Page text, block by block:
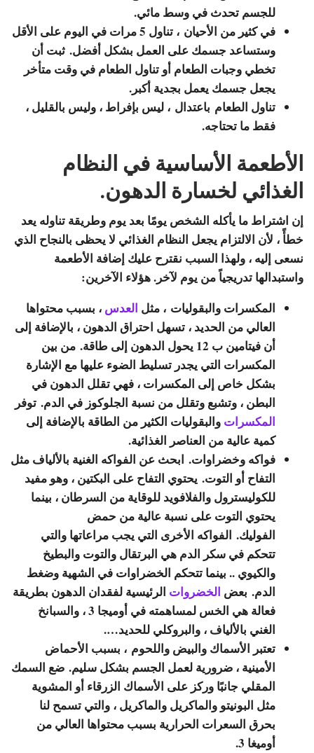
للجسم تحدث في وسط مائي.
في كثير من الأحيان
، تناول 5 مرات في اليوم على الأقل
وستساعد جسمك على العمل بشكل أفضل. ثبت أن
تخطي وجبات الطعام أو تناول الطعام في وقت متأخر
يجعل جسمك يعمل بجدية أكبر.
تناول الطعام باعتدال ، ليس بإفراط ، وليس بالقليل ،
فقط ما تحتاجه.
الأطعمة الأساسية في النظام
الغذائي لخسارة الدهون.
إن اشتراط ما يأكله الشخص يومًا بعد يوم وطريقة تناوله يعد
خطأً ، لأن الالتزام يجعل النظام الغذائي لا يحظى بالنجاح الذي
نسعى إليه ، ولهذا السبب نقترح عليك إضافة الأطعمة
واستبدالها تدريجياً من يوم لآخر. هؤلاء الآخرين:
المكسرات والبقوليات ، مثل العدس ، بسبب محتواها
العالي من الحديد ، تسهل احتراق الدهون ، بالإضافة إلى
أن فيتامين ب 12 يحول الدهون إلى طاقة. من بين
المكسرات التي يجدر تسليط الضوء عليها مع الإشارة
بشكل خاص إلى المكسرات ، فهي تقلل الدهون في
البطن ، وتشبع وتقلل من نسبة الجلوكوز في الدم. توفر
المكسرات والبقوليات الكثير من الطاقة بالإضافة إلى
كمية عالية من العناصر الغذائية.
فواكه وخضراوات. ابحث عن الفواكه الغنية بالألياف مثل
التفاح أو التوت. يحتوي التفاح على البكتين ، وهو مفيد
للكوليسترول والفلافويد للوقاية من السرطان ، بينما
يحتوي التوت على نسبة عالية من حمض
الفوليك. الفواكه الأخرى التي يجب مراعاتها والتي
تتحكم في سكر الدم هي البرتقال والتوت والبطيخ
والكيوي .. بينما تتحكم الخضراوات في الشهية وضغط
الدم. بعض الخضروات الرئيسية لفقدان الدهون بطريقة
فعالة هي الخس لمساهمته في أوميجا 3 ، والسبانخ
الغني بالألياف ، والبروكلي للحديد….
تعتبر الأسماك والبيض واللحوم ، بسبب الأحماض
الأمينية ، ضرورية لعمل الجسم بشكل سليم. ضع السمك
المقلي جانبًا وركز على الأسماك الزرقاء أو المشوية
مثل البونيتو ​​والماكريل والماكريل ، والتي تسمح لنا
بحرق السعرات الحرارية بسبب محتواها العالي من
أوميغا 3.